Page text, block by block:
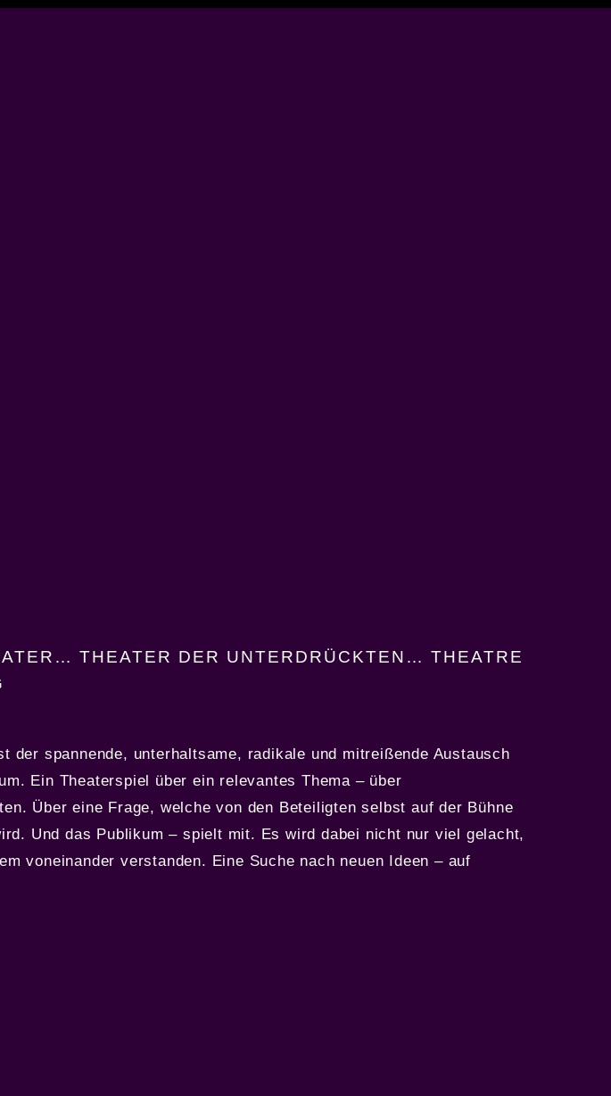
THEATER DER UNTERDRÜCKTEN… THEATRE
der spannende, unterhaltsame, radikale und mitreißende Austausch
Ein Theaterspiel über ein relevantes Thema – über
Über eine Frage, welche von den Beteiligten selbst auf der Bühne
Und das Publikum – spielt mit. Es wird dabei nicht nur viel gelacht,
voneinander verstanden. Eine Suche nach neuen Ideen – auf